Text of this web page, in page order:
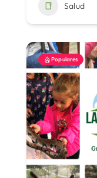
Salud
Populares